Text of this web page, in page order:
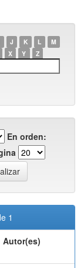
J K L
M
X Y Z
En orden:
1
Autor(es)